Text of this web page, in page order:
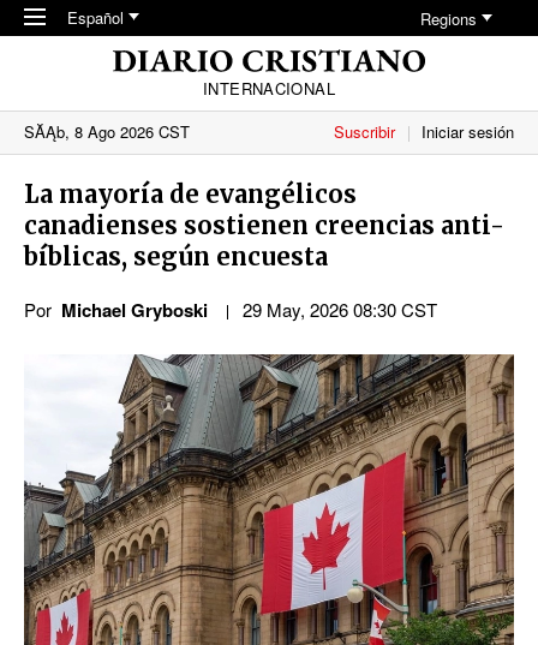
Skip to main content
Español Regions
INTERNACIONAL
SĂĄb, 8 Ago 2026 CST
Suscribir Iniciar sesión
La mayoría de evangélicos
canadienses sostienen creencias anti-
bíblicas, según encuesta
Por Michael Gryboski 29 May, 2026 08:30 CST